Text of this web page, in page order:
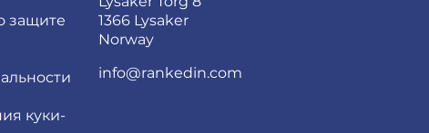
защите
куки-
1366 Lysaker
Norway
info@rankedin.com